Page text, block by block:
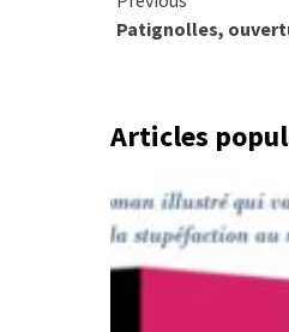
Reading
Patignolles,
Articles